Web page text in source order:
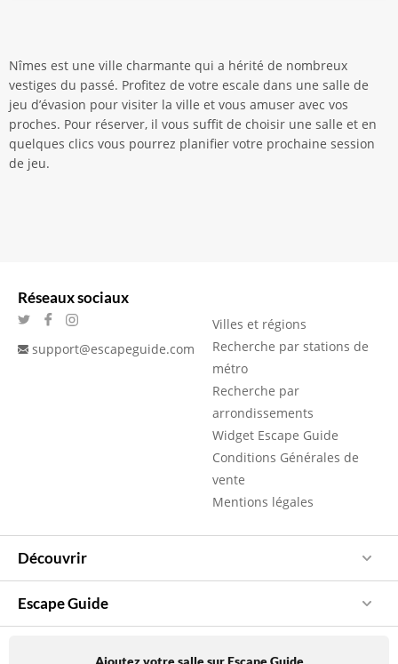
Nîmes est une ville charmante qui a hérité de nombreux
vestiges du passé. Profitez de votre escale dans une salle de
jeu d’évasion pour visiter la ville et vous amuser avec vos
proches. Pour réserver, il vous suffit de choisir une salle et en
quelques clics vous pourrez planifier votre prochaine session
de jeu.
Réseaux sociaux
support@escapeguide.com
Villes et régions
Recherche par stations de
métro
Recherche par
arrondissements
Widget Escape Guide
Conditions Générales de
vente
Mentions légales
Découvrir
Escape Guide
Ajoutez votre salle sur Escape Guide